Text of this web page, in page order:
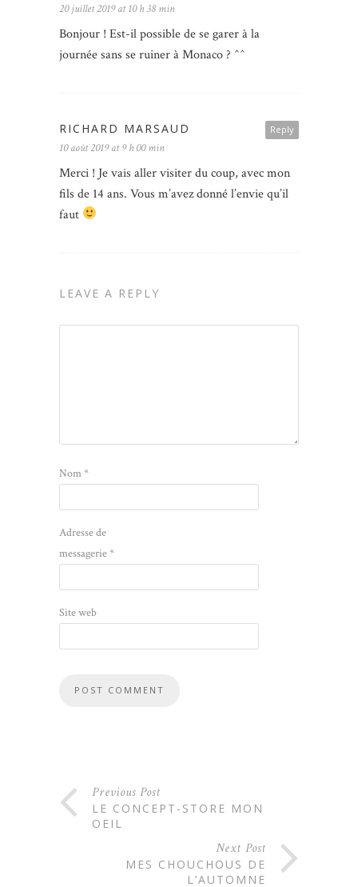
20 juillet 2019 at 10 h 38 min
Bonjour ! Est-il possible de se garer à la
journée sans se ruiner à Monaco ? ^^
Reply
RICHARD MARSAUD
10 août 2019 at 9 h 00 min
Merci ! Je vais aller visiter du coup, avec mon
fils de 14 ans. Vous m’avez donné l’envie qu’il
faut
LEAVE A REPLY
Nom*
Adresse de
messagerie*
Site web
Previous Post
LE CONCEPT-STORE MON
OEIL
Next Post
MES CHOUCHOUS DE
L’AUTOMNE